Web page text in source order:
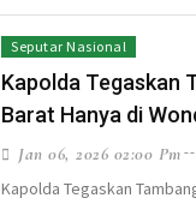
Seputar Nasional
Kapolda Tegaskan
Barat Hanya di
Jan 06, 2026 02:00 Pm
Kapolda Tegaskan